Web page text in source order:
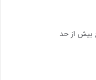
بیش از حد